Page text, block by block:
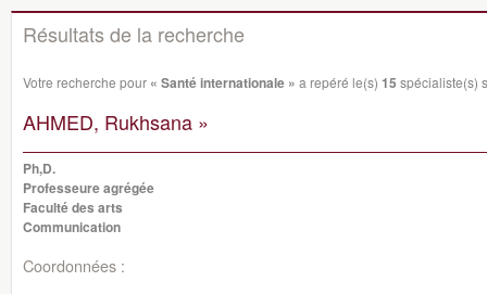
Résultats de la recherche
Votre recherche pour « Santé internationale » a repéré le(s) 15 spécialiste(s)
AHMED, Rukhsana »
Ph,D.
Professeure agrégée
Faculté des arts
Communication
Coordonnées :